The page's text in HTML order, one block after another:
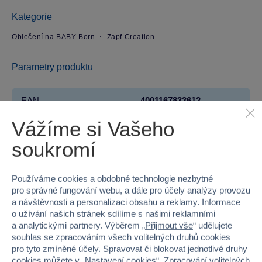
Kategorie
Oblečení na BABY Born Zapf Creation
Parametry produktu
EAN 4001167833612
Kód produktu 939-833612
Značka
Řada BABY born®
Věk od 3
Pohlaví HOLKA
Šířka 19
Vážíme si Vašeho
soukromí
Používáme cookies a obdobné technologie nezbytné
pro správné fungování webu, a dále pro účely analýzy provozu
a návštěvnosti a personalizaci obsahu a reklamy. Informace
o užívání našich stránek sdílíme s našimi reklamními
a analytickými partnery. Výběrem „Přijmout vše“ udělujete
souhlas se zpracováním všech volitelných druhů cookies
pro tyto zmíněné účely. Spravovat či blokovat jednotlivé druhy